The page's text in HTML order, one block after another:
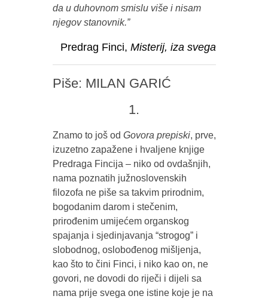
da u duhovnom smislu više i nisam
njegov stanovnik.”
Predrag Finci, Misterij, iza svega
Piše: MILAN GARIĆ
1.
Znamo to još od Govora prepiski, prve,
izuzetno zapažene i hvaljene knjige
Predraga Fincija – niko od ovdašnjih,
nama poznatih južnoslovenskih
filozofa ne piše sa takvim prirodnim,
bogodanim darom i stečenim,
prirođenim umijećem organskog
spajanja i sjedinjavanja “strogog” i
slobodnog, oslobođenog mišljenja,
kao što to čini Finci, i niko kao on, ne
govori, ne dovodi do riječi i dijeli sa
nama prije svega one istine koje je na